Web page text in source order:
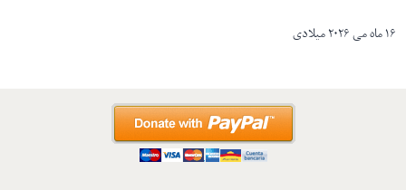
۱۶ ماه می ۲۰۲۶ میلادی